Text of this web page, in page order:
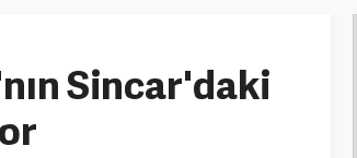
Sincar'daki